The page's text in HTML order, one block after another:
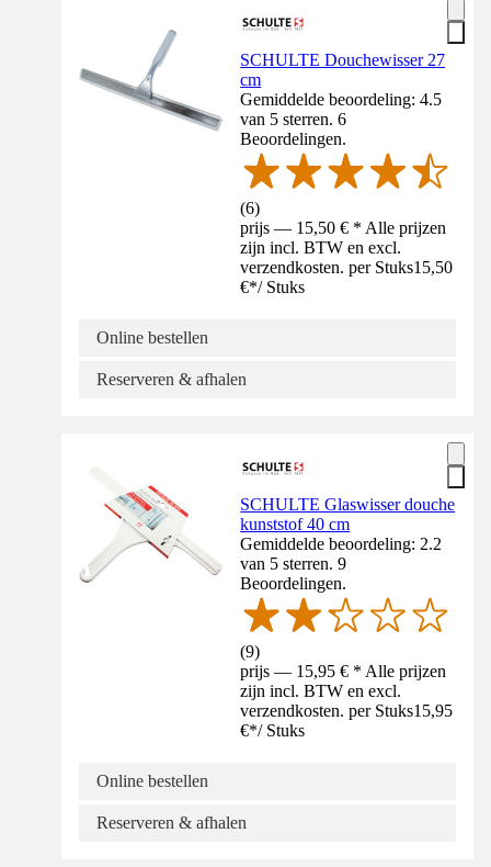
SCHULTE Douchewisser 27
cm
Gemiddelde beoordeling: 4.5
van 5 sterren. 6
Beoordelingen.
(6)
prijs — 15,50 € * Alle prijzen
zijn incl. BTW en excl.
verzendkosten. per Stuks15,50
€*/ Stuks
Online bestellen
Reserveren & afhalen
SCHULTE Glaswisser douche
kunststof 40 cm
Gemiddelde beoordeling: 2.2
van 5 sterren. 9
Beoordelingen.
(9)
prijs — 15,95 € * Alle prijzen
zijn incl. BTW en excl.
verzendkosten. per Stuks15,95
€*/ Stuks
Online bestellen
Reserveren & afhalen